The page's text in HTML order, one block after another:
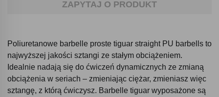
ZAPYTAJ O PRODUKT
Poliuretanowe barbelle proste tiguar straight PU barbells to
najwyższej jakości sztangi ze stałym obciążeniem.
Idealnie nadają się do ćwiczeń dynamicznych ze zmianą
obciążenia w seriach – zmieniając ciężar, zmieniasz więc
sztangę, z którą ćwiczysz. Barbelle tiguar wyposażone są